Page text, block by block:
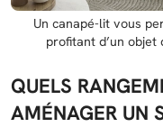
Un canapé-lit vous
profitant d’un
QUELS
AMÉNAGER UN